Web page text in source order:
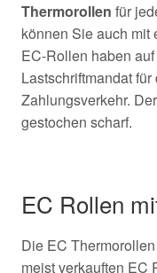
Thermorollen für
können Sie auch mit
EC-Rollen haben
Lastschriftmandat
Zahlungsverkehr.
gestochen scharf.
EC Rollen
Die EC
meist verkauften EC